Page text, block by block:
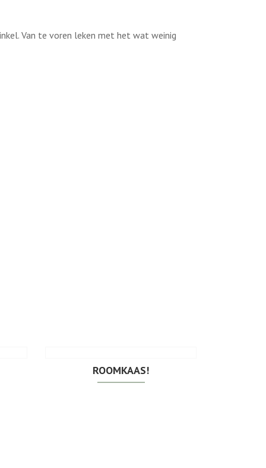
Van te voren leken met het wat weinig
ROOMKAAS!